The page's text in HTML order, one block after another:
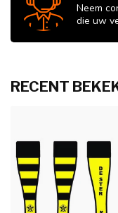
Neem
die uw
RECENT